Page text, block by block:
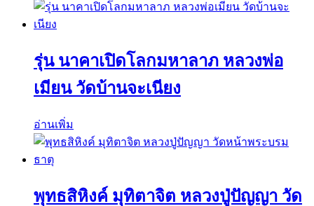
รุ่น นาคาเปิดโลกมหาลาภ หลวงพ่อ
เมียน วัดบ้านจะเนียง
อ่านเพิ่ม
พุทธสิหิงค์ มุทิตาจิต หลวงปู่ปัญญา วัด